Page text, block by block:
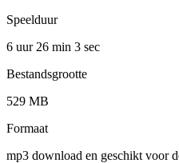
Speelduur
6 uur 26 min 3 sec
Bestandsgrootte
529 MB
Formaat
mp3 download en geschikt voor